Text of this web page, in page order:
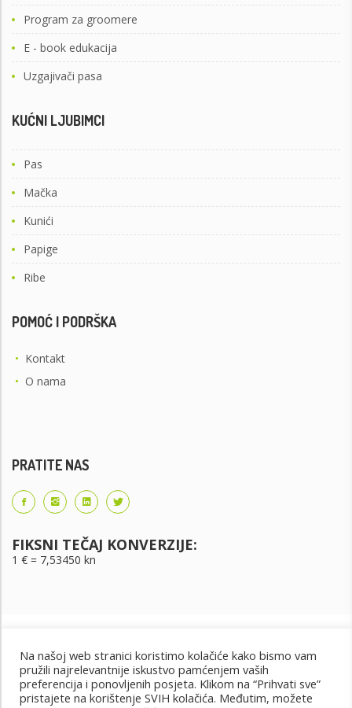
Program za groomere
E - book edukacija
Uzgajivači pasa
KUĆNI LJUBIMCI
Pas
Mačka
Kunići
Papige
Ribe
POMOĆ I PODRŠKA
• Kontakt
• O nama
PRATITE NAS
FIKSNI TEČAJ KONVERZIJE:
1 € = 7,53450 kn
Na našoj web stranici koristimo kolačiće kako bismo vam
pružili najrelevantnije iskustvo pamćenjem vaših
preferencija i ponovljenih posjeta. Klikom na “Prihvati sve”
pristajete na korištenje SVIH kolačića. Međutim, možete